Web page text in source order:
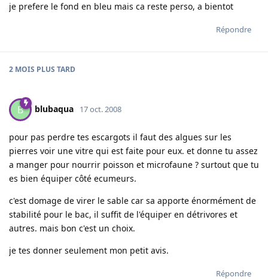
je prefere le fond en bleu mais ca reste perso, a bientot
Répondre
2 MOIS PLUS TARD
B blubaqua 17 oct. 2008
pour pas perdre tes escargots il faut des algues sur les
pierres voir une vitre qui est faite pour eux. et donne tu assez
a manger pour nourrir poisson et microfaune ? surtout que tu
es bien équiper côté ecumeurs.
c'est domage de virer le sable car sa apporte énormément de
stabilité pour le bac, il suffit de l'équiper en détrivores et
autres. mais bon c'est un choix.
je tes donner seulement mon petit avis.
Répondre